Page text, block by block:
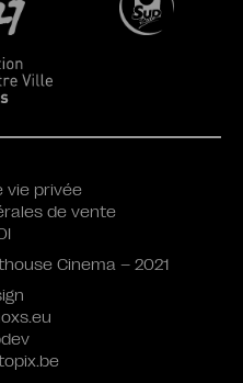
vie privée
de vente
Cinema – 2021